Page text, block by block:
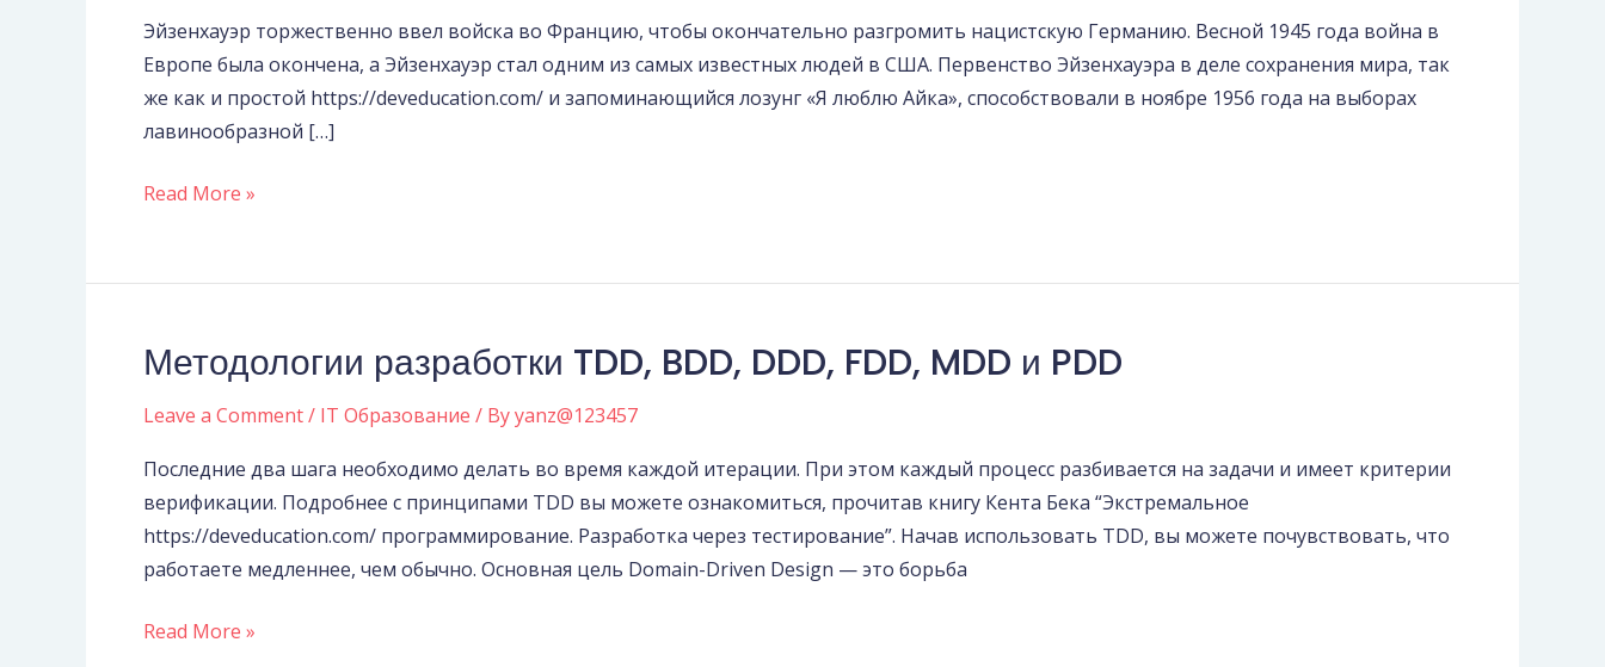
Эйзенхауэр торжественно ввел войска во Францию, чтобы окончательно разгромить нацистскую Германию. Весной 1945 года война в
Европе была окончена, а Эйзенхауэр стал одним из самых известных людей в США. Первенство Эйзенхауэра в деле сохранения мира, так
же как и простой https://deveducation.com/ и запоминающийся лозунг «Я люблю Айка», способствовали в ноябре 1956 года на выборах
лавинооб­разной […]
правление,
фото
Read More »
Методологии разработки TDD, BDD, DDD, FDD, MDD и PDD
Leave a Comment/ IT Образование / Byyanz@123457
Последние два шага необходимо делать во время каждой итерации. При этом каждый процесс разбивается на задачи и имеет критерии
верификации. Подробнее с принципами TDD вы можете ознакомиться, прочитав книгу Кента Бека “Экстремальное
https://deveducation.com/ программирование. Разработка через тестирование”. Начав использовать TDD, вы можете почувствовать, что
работаете медленнее, чем обычно. Основная цель Domain-Driven Design — это борьба
Методологии
разработки
TDD,
BDD,
FDD,
MDD
PDD
Read More »